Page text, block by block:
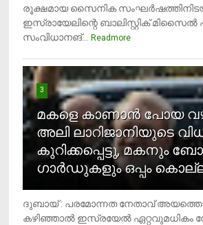
രൂക്ഷമായ സൈനിക
ഇസ്രായേലിന്റെ ബാലിസ്റ്റിക് മിസൈല്‍
സംവിധാനങ്...
Readmore
3
മകളെ കാണാന്‍ പോയ
അലി ലാറിജാനിയുടെ
കുറിക്കപ്പെട്ടു, മകനും
ഗാര്‍ഡുകളും ഒപ്പം
ദുബായ് : പരമോന്നത നേതാവ്
കഴിഞ്ഞാല്‍ ഇസ്രയേല്‍ ഏറ്റവുമധികം